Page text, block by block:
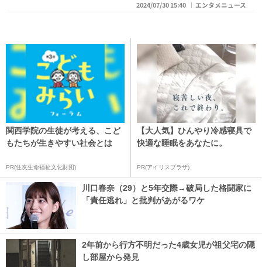
2024/07/30 15:40 エンタメニュース
関西学院の生徒が考える、こど
もたちが生きやすい社会とは
PR(住友生命福祉文化財団)
【大人気】ひんやり冷感寝具で
快適な睡眠をあなたに。
PR(アイリスプラザ)
川口春奈（29）と5年交際→破局した格闘家に
「責任逃れ」と批判があがるワケ
2年前から行方不明だった4歳女児が祖父宅の隠
し部屋から発見